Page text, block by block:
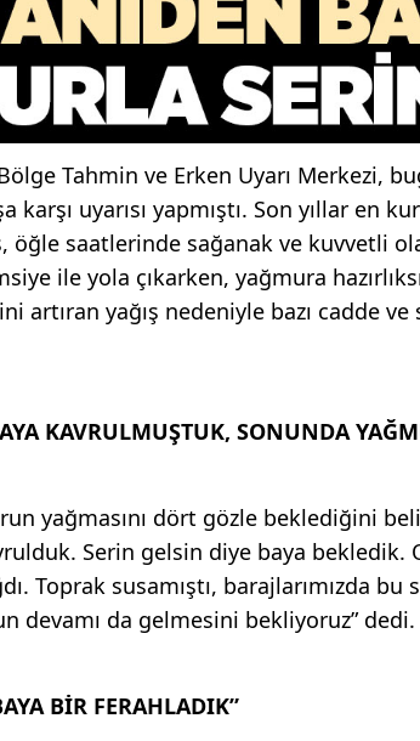
Tahmin ve Erken Uyarı Merkezi,
karşı uyarısı yapmıştı. Son yıllar en
öğle saatlerinde sağanak ve kuvvetli
ile yola çıkarken, yağmura
artıran yağış nedeniyle bazı cadde
KAVRULMUŞTUK, SONUNDA
yağmasını dört gözle beklediğini
Serin gelsin diye baya
Toprak susamıştı, barajlarımızda bu
devamı da gelmesini bekliyoruz” dedi.
BİR FERAHLADIK”